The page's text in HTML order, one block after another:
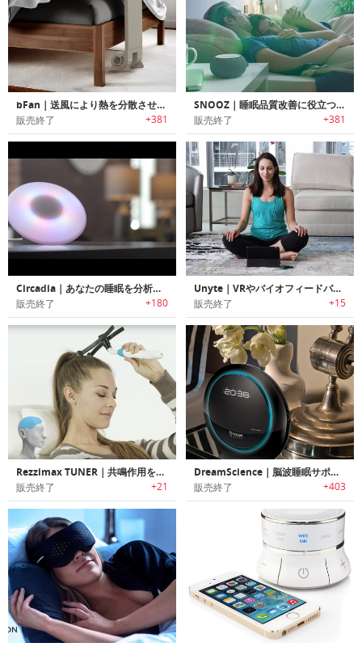
bFan｜送風により熱を分散させベッドの温度を快適に保つベッドファン「ビーファン」
販売終了 +381
SNOOZ｜睡眠品質改善に役立つホワイトノイズデバイス「スヌーズ」
販売終了 +381
Circadia｜あなたの睡眠を分析しライトを使って体内時計を再同期する睡眠ソリューション「サーカディア」
販売終了 +180
Unyte｜VRやバイオフィードバックを組み合わせストレス解消をガイドする瞑想デバイス「ユナイト」
販売終了 +15
Rezzimax TUNER｜共鳴作用を利用して体をリラックスさせるバイブレーションマッサージャー「レジマックスチューナー」
販売終了 +21
DreamScience｜脳波睡眠サポートデバイス ドリームサイエンス
販売終了 +403